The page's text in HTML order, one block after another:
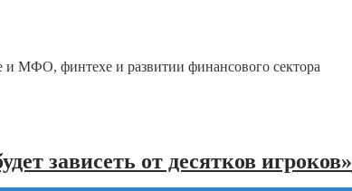
и МФО, финтехе и развитии финансового сектора
зависеть от десятков игроков»